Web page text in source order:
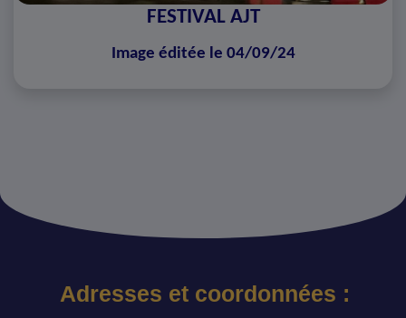
FESTIVAL AJT
Image éditée le 04/09/24
Adresses et coordonnées :